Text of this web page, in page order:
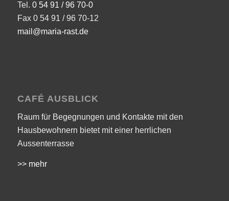
Tel. 0 54 91 / 96 70-0
Fax 0 54 91 / 96 70-12
mail@maria-rast.de
CAFÉ AUSBLICK
Raum für Begegnungen und Kontakte mit den
Hausbewohnern bietet mit einer herrlichen
Aussenterrasse
>> mehr